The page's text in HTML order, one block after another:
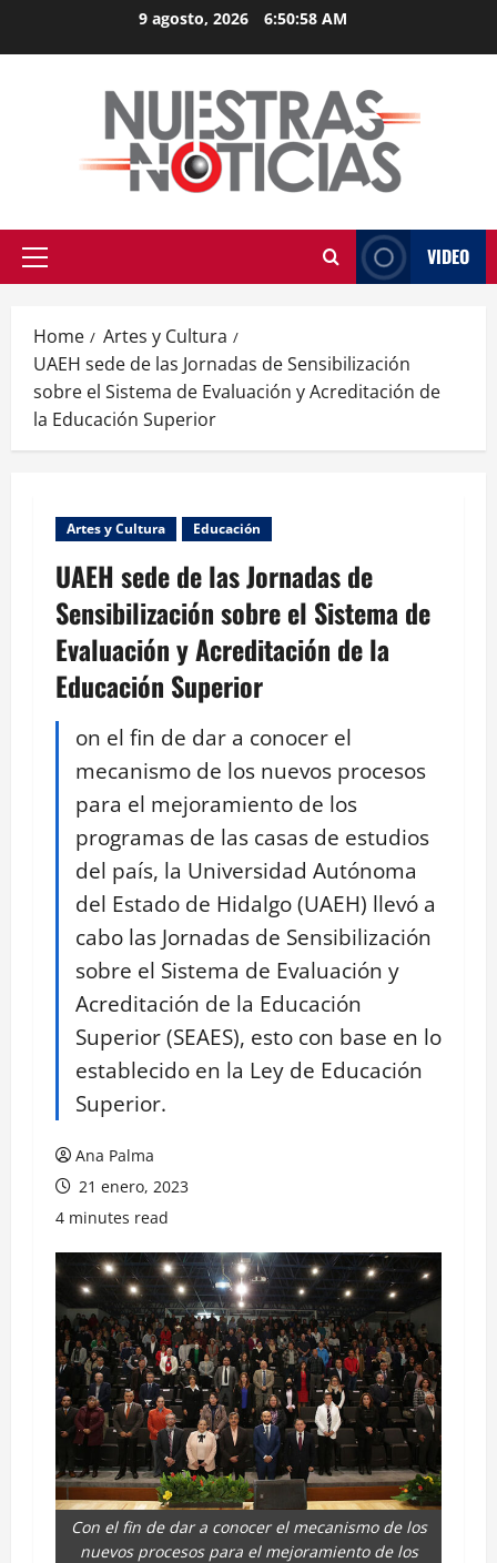
9 agosto, 2026 6:50:59 AM
Primary
VIDEO
Home
Artes y Cultura
UAEH sede de las Jornadas de Sensibilización
sobre el Sistema de Evaluación y Acreditación de
la Educación Superior
Artes y Cultura Educación
UAEH sede de las Jornadas de
Sensibilización sobre el Sistema de
Evaluación y Acreditación de la
Educación Superior
on el fin de dar a conocer el
mecanismo de los nuevos procesos
para el mejoramiento de los
programas de las casas de estudios
del país, la Universidad Autónoma
del Estado de Hidalgo (UAEH) llevó a
cabo las Jornadas de Sensibilización
sobre el Sistema de Evaluación y
Acreditación de la Educación
Superior (SEAES), esto con base en lo
establecido en la Ley de Educación
Superior.
Ana Palma
21 enero, 2023
4 minutes read
Con el fin de dar a conocer el mecanismo de los
nuevos procesos para el mejoramiento de los